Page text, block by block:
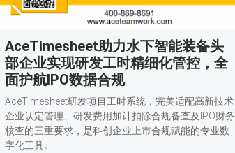
AceTimesheet助力水下智能装备头
部企业实现研发工时精细化管控，全
面护航IPO数据合规
AceTimesheet研发项目工时系统，完美适配高新技术
企业认定管理、研发费用加计扣除合规备查及IPO财务
核查的三重要求，是科创企业上市合规赋能的专业数
字化工具。